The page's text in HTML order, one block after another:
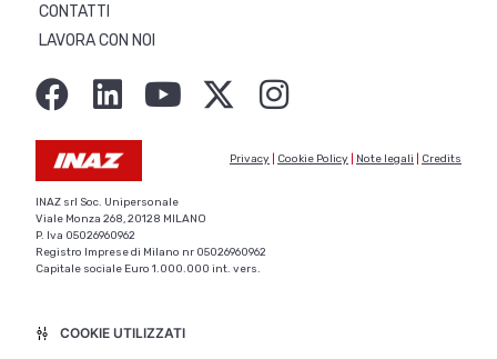
CONTATTI
LAVORA CON NOI
Privacy Cookie Policy Note legali Credits
INAZ srl Soc. Unipersonale
Viale Monza 268, 20128 MILANO
P. Iva 05026960962
Registro Imprese di Milano nr 05026960962
Capitale sociale Euro 1.000.000 int. vers.
COOKIE UTILIZZATI